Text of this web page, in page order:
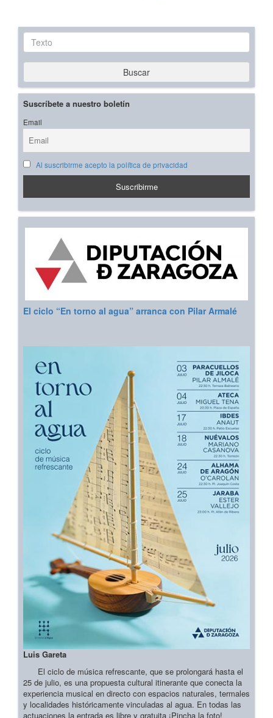
Texto
Buscar
Suscríbete a nuestro boletín
Email
Al suscribirme acepto la política de privacidad
El ciclo “En torno al agua” arranca con Pilar Armalé
Luis Gareta
El ciclo de música refrescante, que se prolongará hasta el
25 de julio, es una propuesta cultural itinerante que conecta la
experiencia musical en directo con espacios naturales, termales
y localidades históricamente vinculadas al agua. En todas las
actuaciones la entrada es libre y gratuita ¡Pincha la foto!